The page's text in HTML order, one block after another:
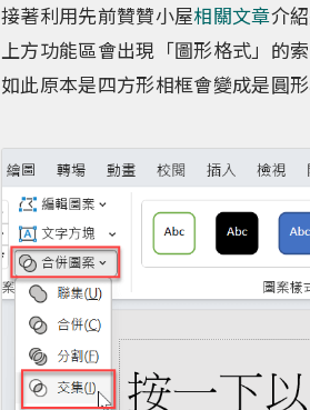
接著利用先前贊贊小屋相關文章介
上方功能區會出現「圖形格式」的
如此原本是四方形相框會變成是圓形